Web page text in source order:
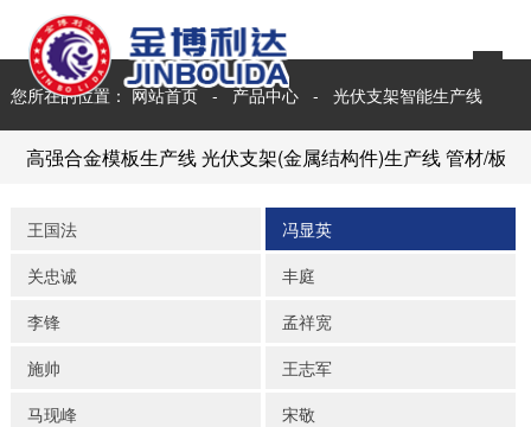
您所在的位置：网站首页-产品中心- 光伏支架智能生产线
高强合金模板生产线光伏支架(金属结构件)生产线管材/板
王国法
冯显英
关忠诚
丰庭
李锋
孟祥宽
施帅
王志军
马现峰
宋敬